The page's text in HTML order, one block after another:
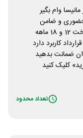
وام بگیر
کاربرد دارد
ضمانت بدهید
کلیک کنید
تعداد محدود